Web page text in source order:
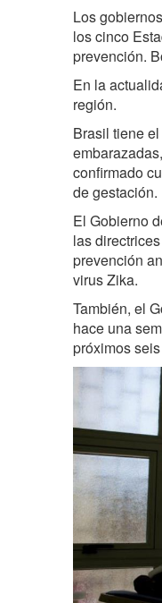
Los
los cinco
prevención.
En la
región.
Brasil tiene
confirmado
de gestación.
El Gobierno
las
prevención
virus Zika.
También, el
hace una
próximos